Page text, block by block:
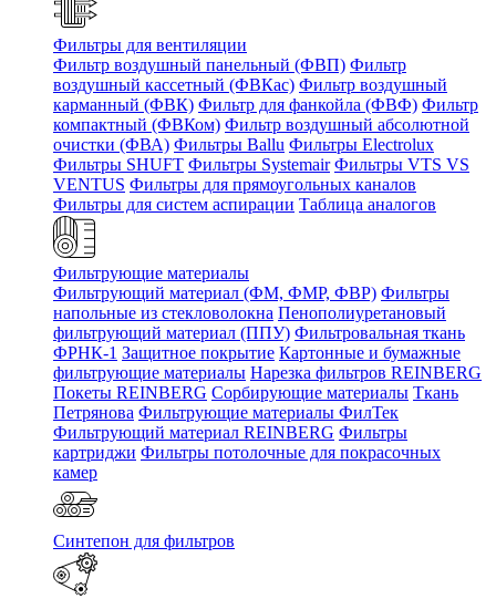
Фильтры для вентиляции
Фильтр воздушный панельный (ФВП) Фильтр
воздушный кассетный (ФВКас) Фильтр воздушный
карманный (ФВК) Фильтр для фанкойла (ФВФ) Фильтр
компактный (ФВКом) Фильтр воздушный абсолютной
очистки (ФВА) Фильтры Ballu Фильтры Electrolux
Фильтры SHUFT Фильтры Systemair Фильтры VTS VS
VENTUS Фильтры для прямоугольных каналов
Фильтры для систем аспирации Таблица аналогов
Фильтрующие материалы
Фильтрующий материал (ФМ, ФМР, ФВР) Фильтры
напольные из стекловолокна Пенополиуретановый
фильтрующий материал (ППУ) Фильтровальная ткань
ФРНК-1 Защитное покрытие Картонные и бумажные
фильтрующие материалы Нарезка фильтров REINBERG
Покеты REINBERG Сорбирующие материалы Ткань
Петрянова Фильтрующие материалы ФилТек
Фильтрующий материал REINBERG Фильтры
картриджи Фильтры потолочные для покрасочных
камер
Синтепон для фильтров